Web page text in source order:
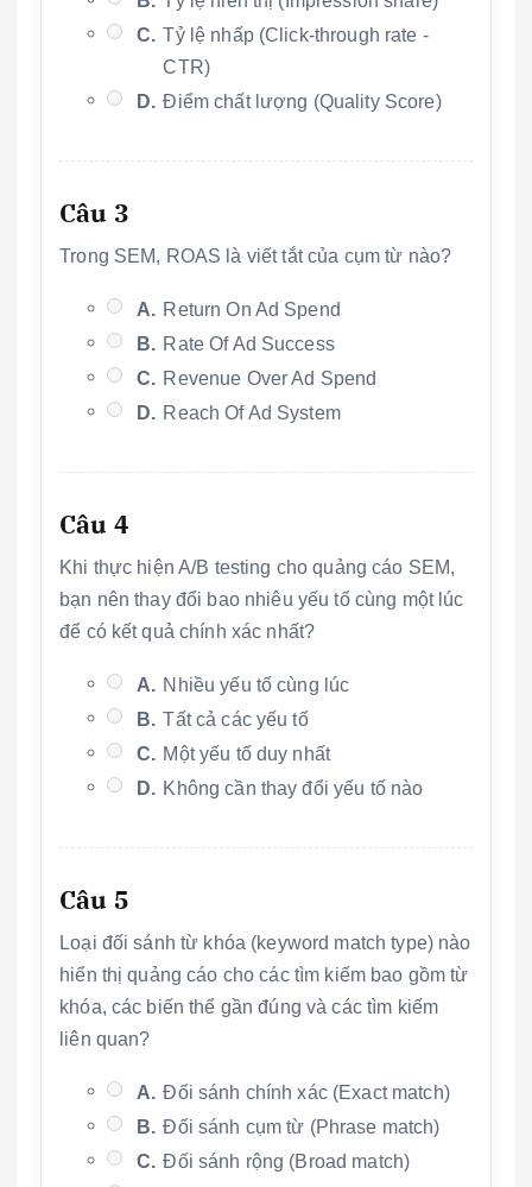
C. Tỷ lệ nhấp (Click-through rate -
CTR)
D. Điểm chất lượng (Quality Score)
Câu 3
Trong SEM, ROAS là viết tắt của cụm từ nào?
A. Return On Ad Spend
B. Rate Of Ad Success
C. Revenue Over Ad Spend
D. Reach Of Ad System
Câu 4
Khi thực hiện A/B testing cho quảng cáo SEM,
bạn nên thay đổi bao nhiêu yếu tố cùng một lúc
để có kết quả chính xác nhất?
A. Nhiều yếu tố cùng lúc
B. Tất cả các yếu tố
C. Một yếu tố duy nhất
D. Không cần thay đổi yếu tố nào
Câu 5
Loại đối sánh từ khóa (keyword match type) nào
hiển thị quảng cáo cho các tìm kiếm bao gồm từ
khóa, các biến thể gần đúng và các tìm kiếm
liên quan?
A. Đối sánh chính xác (Exact match)
B. Đối sánh cụm từ (Phrase match)
C. Đối sánh rộng (Broad match)